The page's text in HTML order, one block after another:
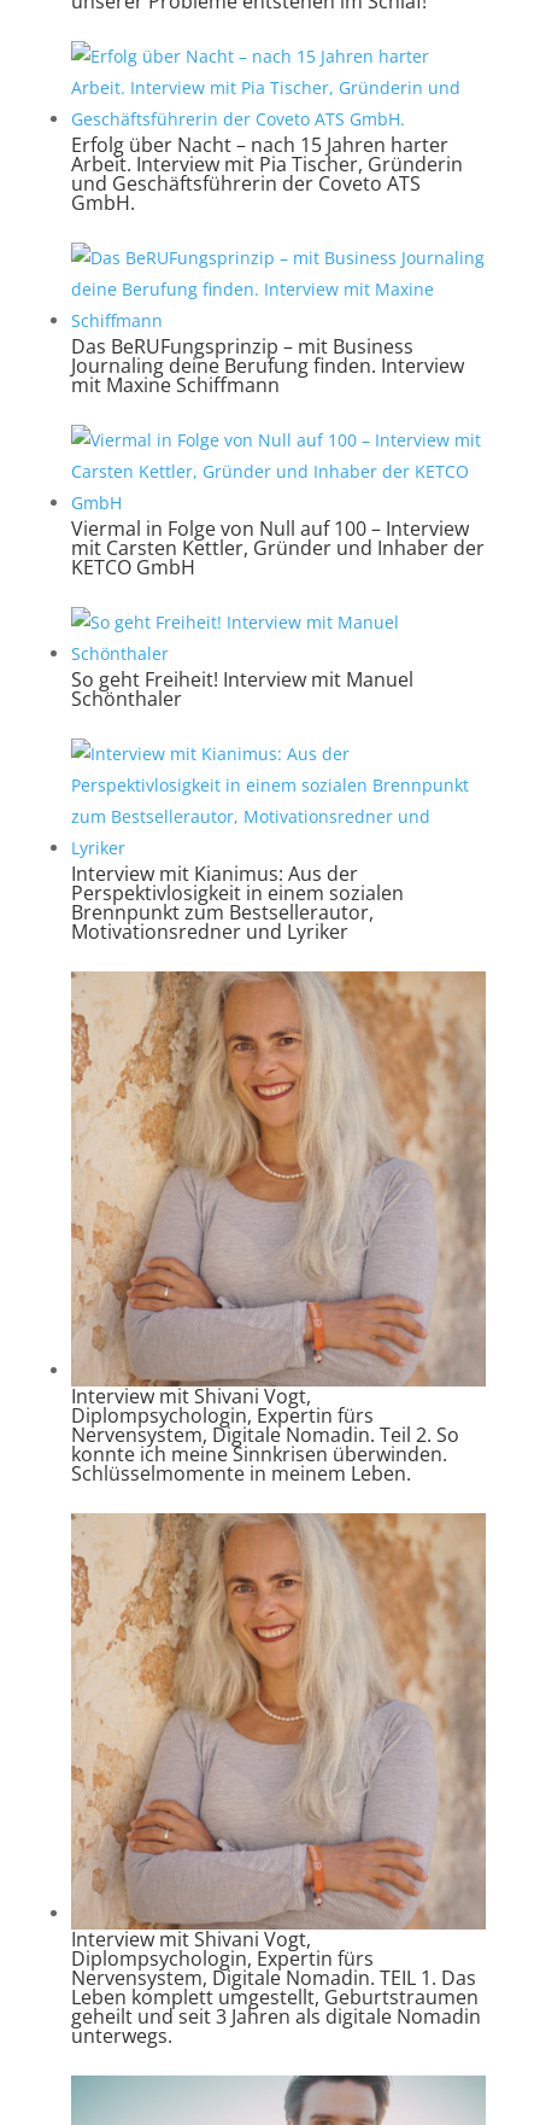
Erfolg über Nacht – nach 15 Jahren harter
Arbeit. Interview mit Pia Tischer, Gründerin
und Geschäftsführerin der Coveto ATS
GmbH.
Das BeRUFungsprinzip – mit Business
Journaling deine Berufung finden. Interview
mit Maxine Schiffmann
Viermal in Folge von Null auf 100 – Interview
mit Carsten Kettler, Gründer und Inhaber der
KETCO GmbH
So geht Freiheit! Interview mit Manuel
Schönthaler
Interview mit Kianimus: Aus der
Perspektivlosigkeit in einem sozialen
Brennpunkt zum Bestsellerautor,
Motivationsredner und Lyriker
Interview mit Shivani Vogt,
Diplompsychologin, Expertin fürs
Nervensystem, Digitale Nomadin. Teil 2. So
konnte ich meine Sinnkrisen überwinden.
Schlüsselmomente in meinem Leben.
Interview mit Shivani Vogt,
Diplompsychologin, Expertin fürs
Nervensystem, Digitale Nomadin. TEIL 1. Das
Leben komplett umgestellt, Geburtstraumen
geheilt und seit 3 Jahren als digitale Nomadin
unterwegs.